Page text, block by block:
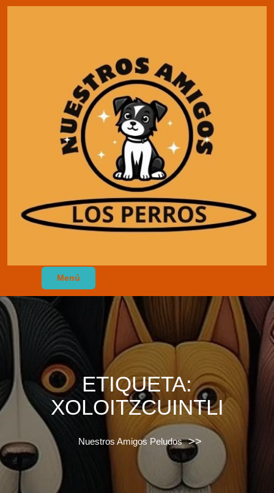
Menú
ETIQUETA:
XOLOITZCUINTLI
Nuestros Amigos Peludos >>